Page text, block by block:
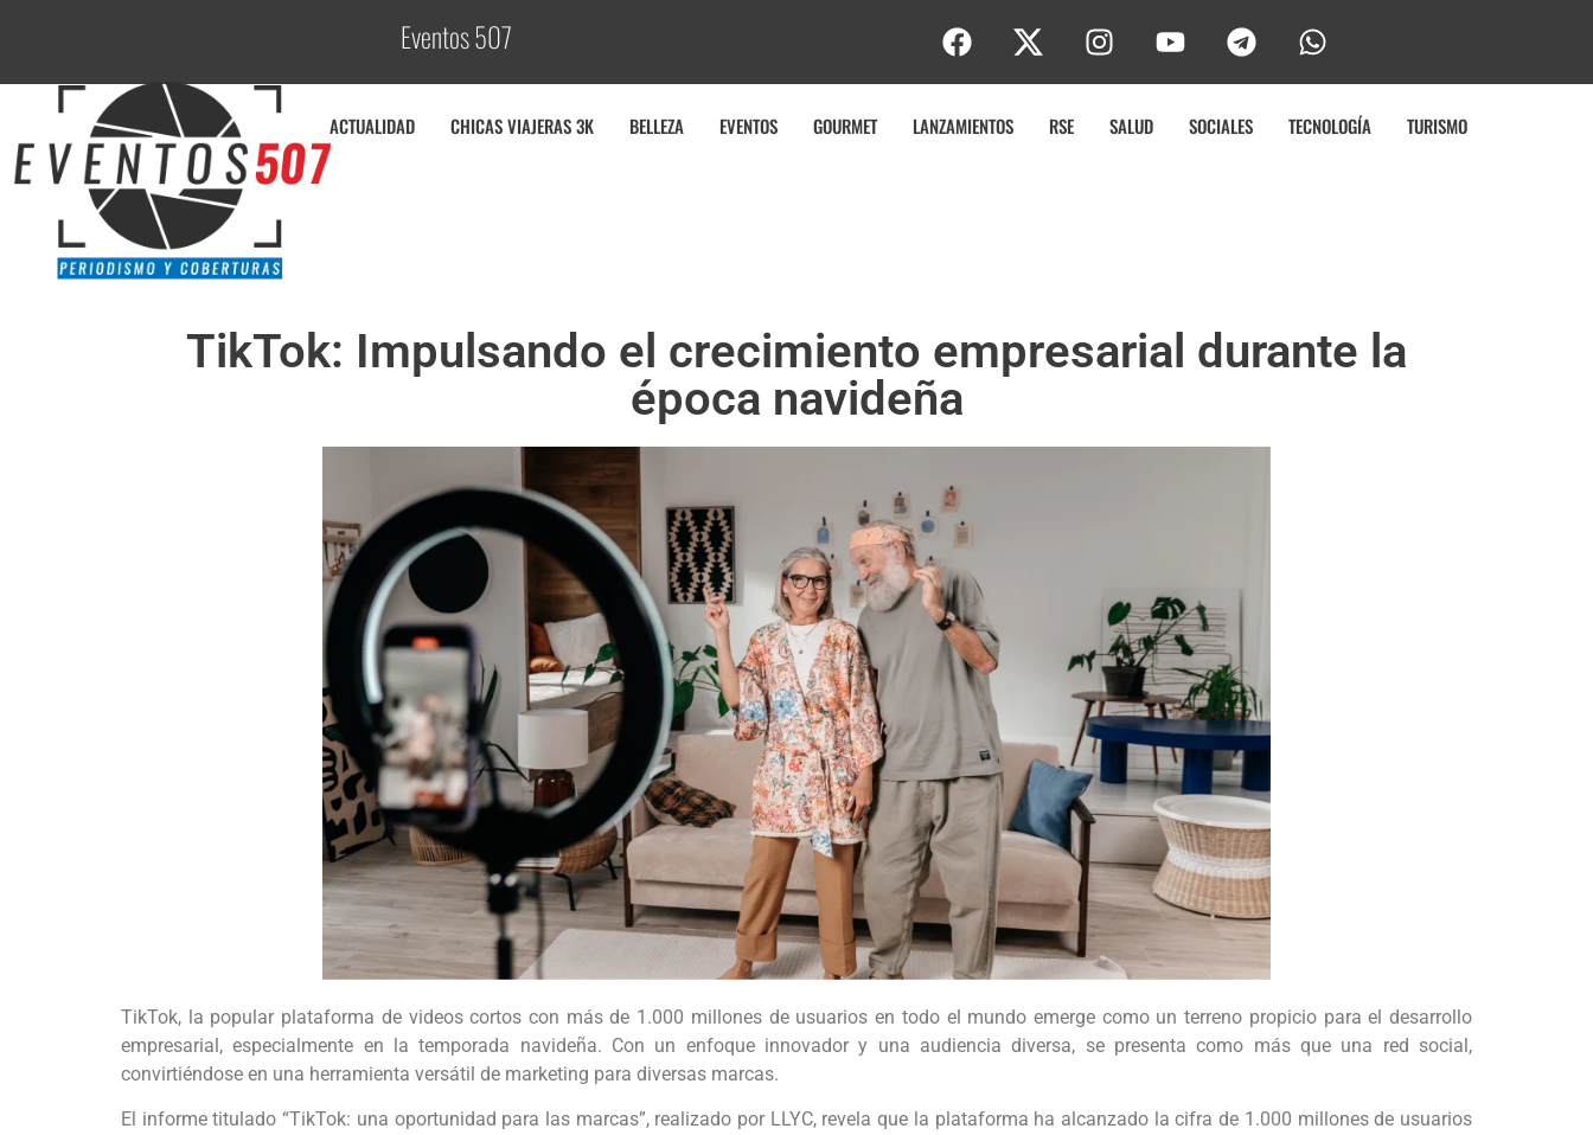
Eventos 507C
ACTUALIDAD CHICAS VIAJERAS 3K BELLEZA EVENTOS GOURMET LANZAMIENTOS RSE SALUD SOCIALES TECNOLOGÍA TURISMO
TikTok: Impulsando el crecimiento empresarial durante la
época navideña
TikTok, la popular plataforma de videos cortos con más de 1.000 millones de usuarios en todo el mundo emerge como un terreno propicio para el desarrollo
empresarial, especialmente en la temporada navideña. Con un enfoque innovador y una audiencia diversa, se presenta como más que una red social,
convirtiéndose en una herramienta versátil de marketing para diversas marcas.
El informe titulado “TikTok: una oportunidad para las marcas”, realizado por LLYC, revela que la plataforma ha alcanzado la cifra de 1.000 millones de usuarios